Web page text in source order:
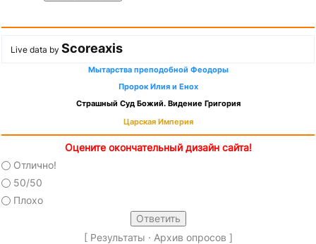
Live data by Scoreaxis
Мытарства преподобной Феодоры
Пророк Илия и Енох
Страшный Суд Божий. Видение Григория
Царская Империя
Оцените окончательный дизайн сайта!
Отлично!
50/50
Плохо
[ Результаты · Архив опросов ]